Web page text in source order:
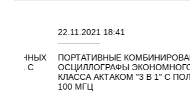
22.11.2021 18:41
ПОРТАТИВНЫЕ КОМБИНИРОВАННЫЕ
ОСЦИЛЛОГРАФЫ ЭКОНОМНОГО
КЛАССА АКТАКОМ "3 В 1" С ПОЛОСОЙ
100 МГЦ